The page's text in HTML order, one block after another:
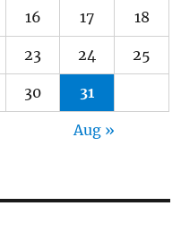
16 17 18
23 24 25
30 31
Aug »